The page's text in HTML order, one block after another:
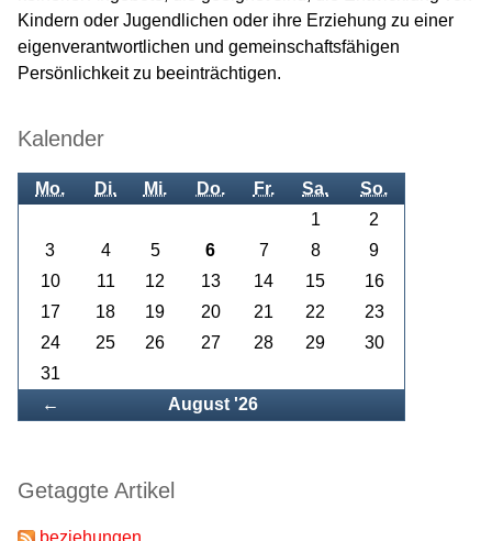
Kindern oder Jugendlichen oder ihre Erziehung zu einer
eigenverantwortlichen und gemeinschaftsfähigen
Persönlichkeit zu beeinträchtigen.
Kalender
Mo. Di. Mi. Do. Fr. Sa. So.
← August '26
1
2
3
4 5 6 7 8
9
10
11 12 13 14 15
16
17
18 19 20 21 22
23
24
25 26 27 28 29
30
31
Getaggte Artikel